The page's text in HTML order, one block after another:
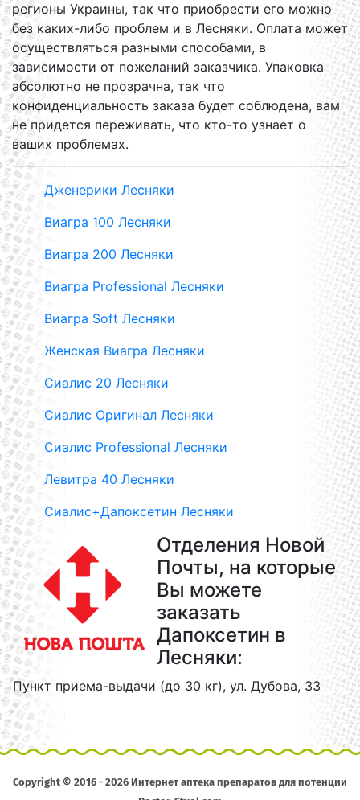
регионы Украины, так что приобрести его можно
без каких-либо проблем и в Лесняки. Оплата может
осуществляться разными способами, в
зависимости от пожеланий заказчика. Упаковка
абсолютно не прозрачна, так что
конфиденциальность заказа будет соблюдена, вам
не придется переживать, что кто-то узнает о
ваших проблемах.
Дженерики Лесняки
Виагра 100 Лесняки
Виагра 200 Лесняки
Виагра Professional Лесняки
Виагра Soft Лесняки
Женская Виагра Лесняки
Сиалис 20 Лесняки
Сиалис Оригинал Лесняки
Сиалис Professional Лесняки
Левитра 40 Лесняки
Сиалис+Дапоксетин Лесняки
Отделения Новой
Почты, на которые
Вы можете
заказать
Дапоксетин в
Лесняки:
Пункт приема-выдачи (до 30 кг), ул. Дубова, 33
Copyright © 2016 - 2026 Интернет аптека препаратов для потенции